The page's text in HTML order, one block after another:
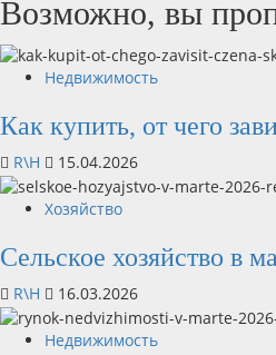
Возможно, вы
Недвижимость
Как купить, от чего
R\H 15.04.2026
Хозяйство
Сельское хозяйство в
R\H 16.03.2026
Недвижимость